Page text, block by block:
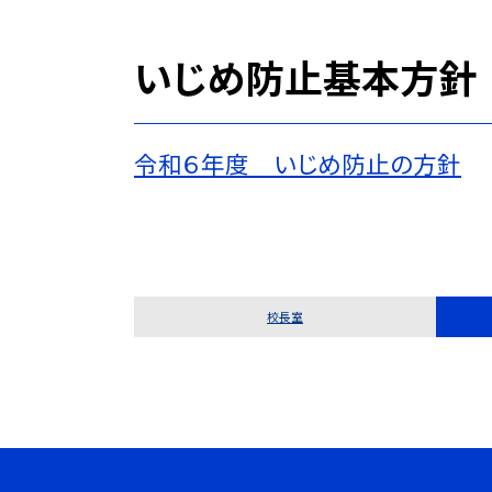
いじめ防止基本方針
令和６年度 いじめ防止の方針
校長室